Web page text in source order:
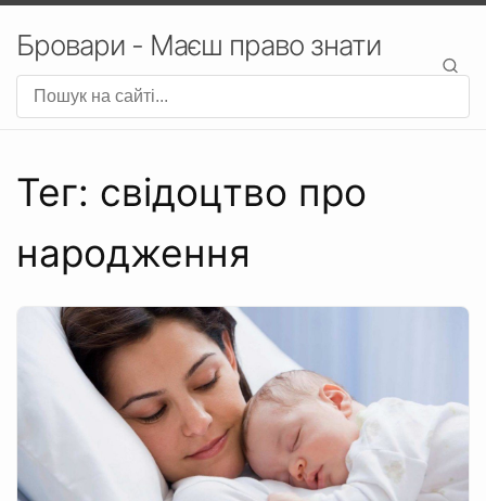
Бровари - Маєш право знати
Тег: свідоцтво про
народження